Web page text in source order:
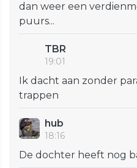
dan weer een
puurs...
TBR
19:01
Ik dacht aan zonder
trappen
hub
18:16
De dochter heeft nog